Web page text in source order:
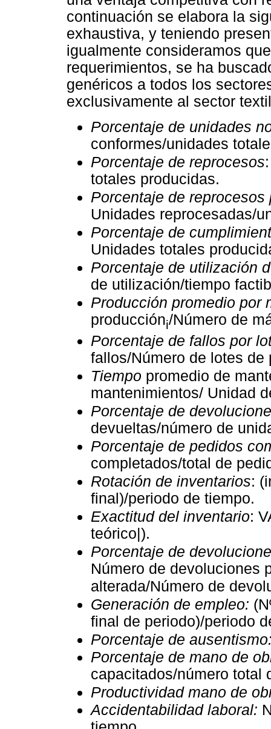
continuación se elabora la
exhaustiva, y teniendo
igualmente consideramos
requerimientos, se ha
genéricos a todos los
exclusivamente al sector
Porcentaje de unidades
conformes/unidades
Porcentaje de reprocesos
totales producidas.
Porcentaje de
Unidades reprocesadas/
Porcentaje de
Unidades totales
Porcentaje de utilización
de utilización/tiempo
Producción promedio por
produccióni/Número de
Porcentaje de fallos por
fallos/Número de lotes de
Tiempo promedio de
mantenimientos/ Unidad
Porcentaje de
devueltas/número de
Porcentaje de pedidos
completados/total de
Rotación de inventarios:
final)/periodo de tiempo.
Exactitud del inventario:
teórico|).
Porcentaje de
Número de devoluciones
alterada/Número de
Generación de empleo:
final de periodo)/periodo
Porcentaje de
Porcentaje de mano de
capacitados/número total
Productividad mano de
Accidentabilidad laboral: